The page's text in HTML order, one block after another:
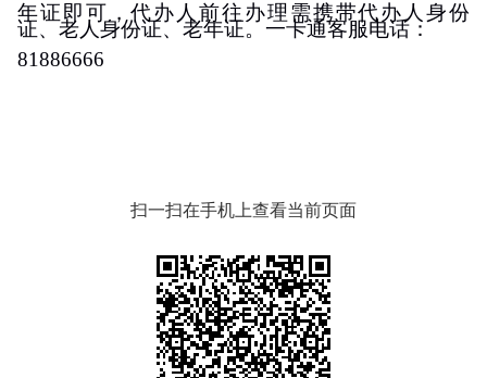
年证即可，代办人前往办理需携带代办人身份
证、老人身份证、老年证。一卡通客服电话：
81886666
扫一扫在手机上查看当前页面